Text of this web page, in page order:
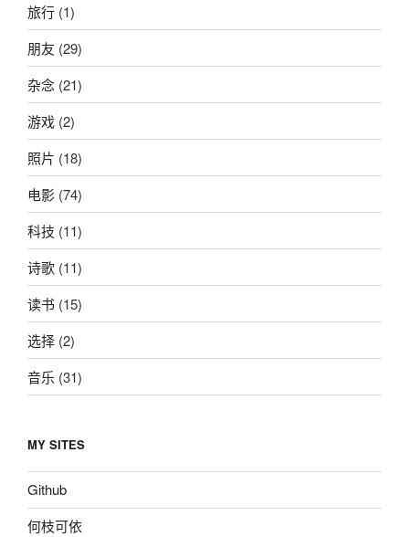
旅行 (1)
朋友 (29)
杂念 (21)
游戏 (2)
照片 (18)
电影 (74)
科技 (11)
诗歌 (11)
读书 (15)
选择 (2)
音乐 (31)
MY SITES
Github
何枝可依